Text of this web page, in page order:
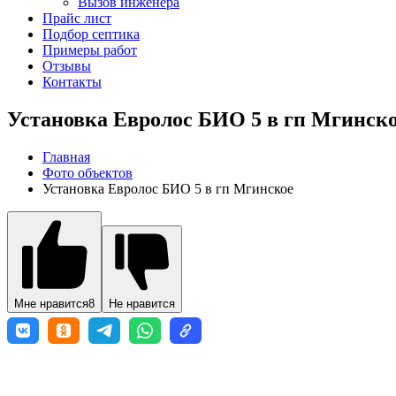
Прайс лист
Подбор септика
Примеры работ
Отзывы
Контакты
Установка Евролос БИО 5 в гп
Главная
Фото объектов
Установка Евролос БИО 5 в гп Мгинское
Мне нравится8 Не нравится